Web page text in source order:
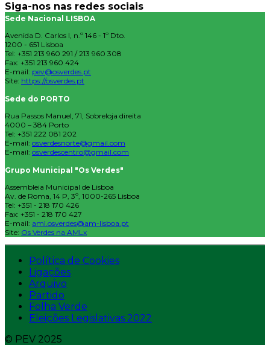
Siga-nos nas redes sociais
Sede Nacional LISBOA
Avenida D. Carlos I, n.º 146 - 1º Dto.
1200 - 651 Lisboa
Tel: +351 213 960 291 / 213 960 308
Fax: +351 213 960 424
E-mail: pev@osverdes.pt
Site: https://osverdes.pt
Sede do PORTO
Rua Passos Manuel, 71, Sobreloja direita
4000 – 384 Porto
Tel: +351 222 081 202
E-mail: osverdesnorte@gmail.com
E-mail: osverdescentro@gmail.com
Grupo Municipal "Os Verdes"
Assembleia Municipal de Lisboa
Av. de Roma, 14 P, 3º, 1000-265 Lisboa
Tel: +351 - 218 170 426
Fax: +351 - 218 170 427
E-mail: aml.osverdes@am-lisboa.pt
Site: Os Verdes na AMLx
Política de Cookies
Ligações
Arquivo
Partido
Folha Verde
Eleições Legislativas 2022
© PEV 2025